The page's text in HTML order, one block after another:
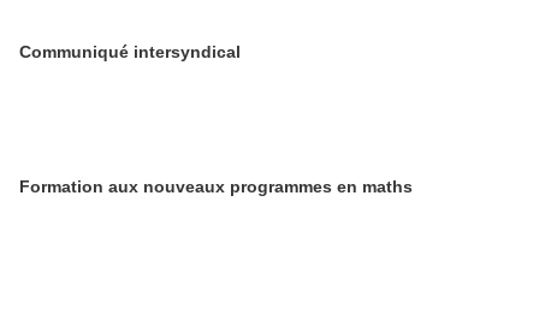
Communiqué intersyndical
Formation aux nouveaux programmes en maths